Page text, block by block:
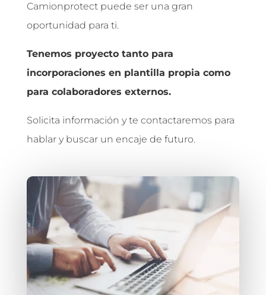
Camionprotect puede ser una gran
oportunidad para ti.
Tenemos proyecto tanto para
incorporaciones en plantilla propia como
para colaboradores externos.
Solicita información y te contactaremos para
hablar y buscar un encaje de futuro.